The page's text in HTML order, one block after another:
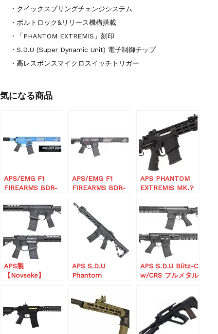
・クイックスプリングチェンジシステム
・ボルトロック&リリース機構搭載
・「PHANTOM EXTREMIS」刻印
・S.D.U (Super Dynamic Unit) 電子制御チップ
・高レスポンスマイクロスイッチトリガー
気になる商品
APS/EMG F1
FIREARMS BDR-
APS/EMG F1
FIREARMS BDR-
APS PHANTOM
EXTREMIS MK.?
APS製
【Novseke】
APS S.D.U
Phantom
メタル電動ガン
APS S.D.U Blitz-C
w/CRS フルメタル